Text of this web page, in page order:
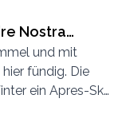
Nostra
und mit
fündig. Die
ein Apres-Ski